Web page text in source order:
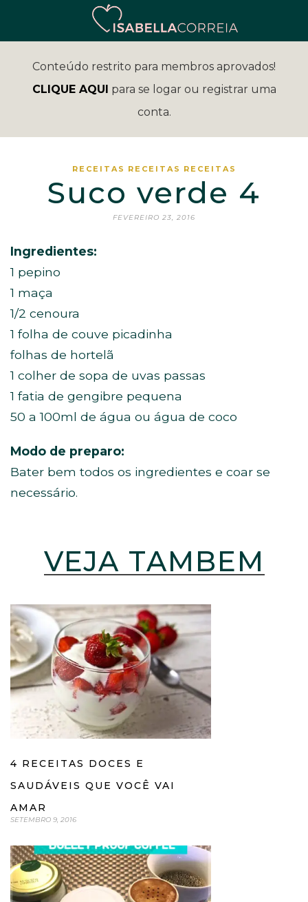
Conteúdo restrito para membros aprovados!
CLIQUE AQUI para se logar ou registrar uma
conta.
RECEITAS RECEITAS RECEITAS
Suco verde 4
FEVEREIRO 23, 2016
Ingredientes:
1 pepino
1 maça
1/2 cenoura
1 folha de couve picadinha
folhas de hortelã
1 colher de sopa de uvas passas
1 fatia de gengibre pequena
50 a 100ml de água ou água de coco
Modo de preparo:
Bater bem todos os ingredientes e coar se
necessário.
VEJA TAMBÉM
4 RECEITAS DOCES E
SAUDÁVEIS QUE VOCÊ VAI
AMAR
SETEMBRO 9, 2016